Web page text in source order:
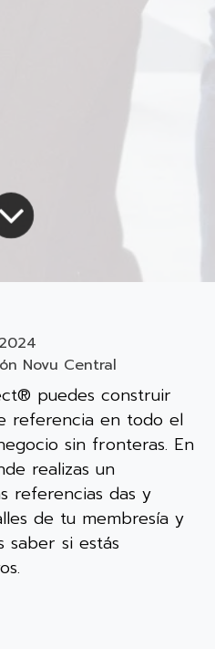
Novu Central
puedes construir
referencia en todo el
sin fronteras. En
realizas un
referencias das y
de tu membresía y
saber si estás